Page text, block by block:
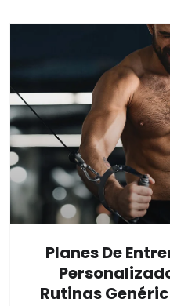
Planes De
Rutinas